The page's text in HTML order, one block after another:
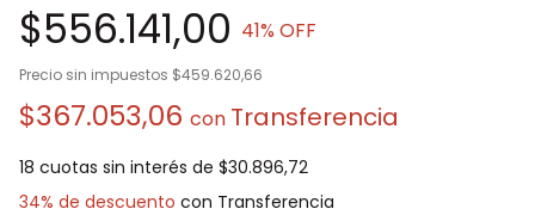
$556.141,00 41% OFF
Precio sin impuestos $459.620,66
$367.053,06 con
18 cuotas sin interés de $30.896,72
34% de descuento